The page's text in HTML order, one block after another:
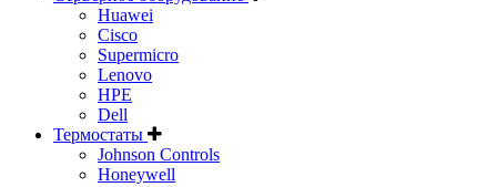
Huawei
Cisco
Supermicro
Lenovo
HPE
Dell
Термостаты
Johnson Controls
Honeywell